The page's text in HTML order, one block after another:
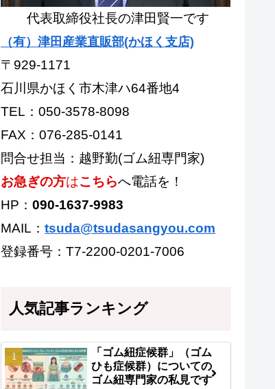
代表取締役社長の津田賢一です
（有）津田産業直販部(かほく支店)
〒929-1171
石川県かほく市木津ハ64番地4
TEL：050-3578-8098
FAX：076-285-0141
問合せ担当：越野勤(ゴム紐専門家)
お急ぎの方はこちらへ電話を！
HP： 090-1637-9983
MAIL： tsuda@tsudasangyou.com
登録番号：T7-2200-0201-7006
人気記事ランキング
「ゴム紐症候群」（ゴム
ひも症候群）についての
ゴム紐専門家の私見です